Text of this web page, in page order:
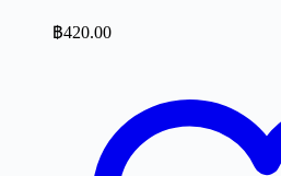
฿420.00